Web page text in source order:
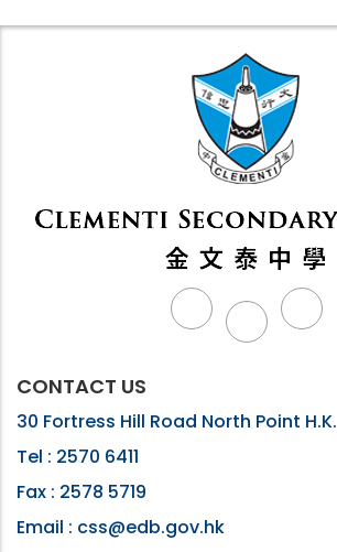
CONTACT US
30 Fortress Hill Road North Point H.K.
Tel : 2570 6411
Fax : 2578 5719
Email : css@edb.gov.hk